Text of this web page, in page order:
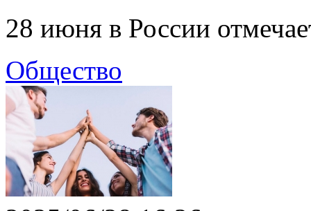
28 июня в России
Общество